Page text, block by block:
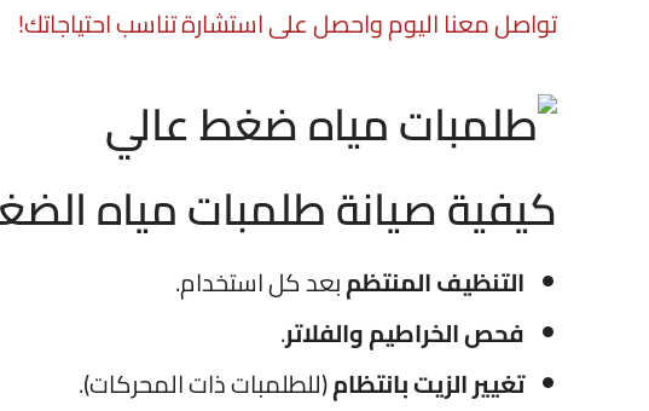
تواصل معنا اليوم واحصل على استشارة تناسب احتياجاتك!
كيفية صيانة طلمبات مياه
التنظيف المنتظمبعد كل استخدام.
فحص الخراطيم والفلاتر.
تغيير الزيت بانتظام(للطلمبات ذات المحركات).